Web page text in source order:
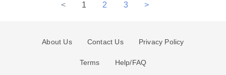
< 1 2 3 >
About Us Contact Us Privacy Policy
Terms Help/FAQ